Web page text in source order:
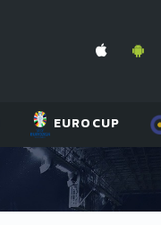
EUROCUP